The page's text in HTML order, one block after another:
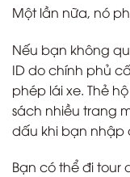
Một lần nữa, nó
Nếu bạn không
ID do chính phủ
phép lái xe. Thẻ
sách nhiều trang
dấu khi bạn nhập
Bạn có thể đi tour